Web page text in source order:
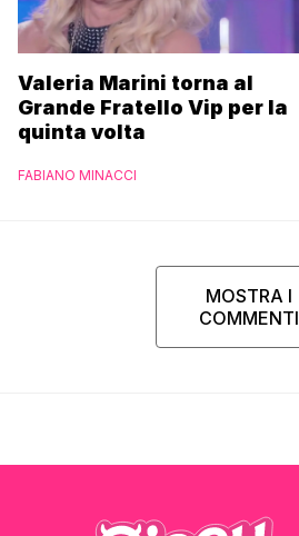
Valeria Marini torna al
Grande Fratello Vip per la
quinta volta
FABIANO MINACCI
MOSTRA I
COMMENTI